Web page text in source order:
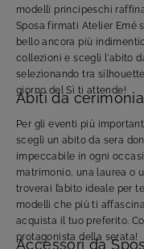
modelli principeschi
Sposa firmati Atelier Emé
bello ancora più
collezioni e scegli l'abito
selezionando tra
giorno del Sì ti attende!
Abiti da
Per gli eventi più
scegli un abito da sera
impeccabile in ogni
matrimonio, una laurea o
troverai l’abito ideale per
modelli che più ti
acquista il tuo preferito.
protagonista della serata!
Accessori da